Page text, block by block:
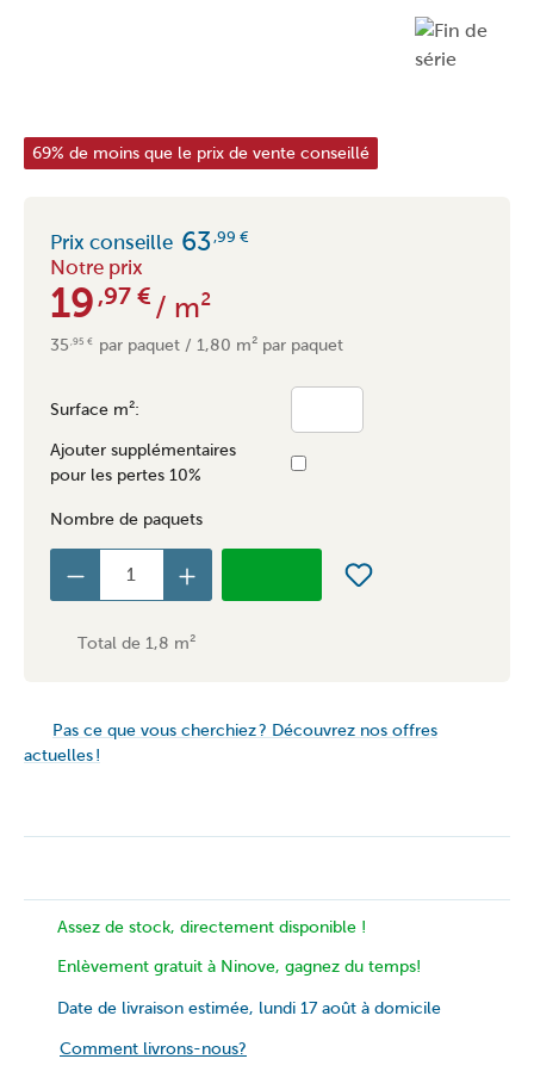
69% de moins que le prix de vente conseillé
Notre prix
19 ,97 €/ m²
Prix conseille 63,99 €
35 ,95 € par paquet / 1,80 m² par paquet
Surface m²:
Ajouter supplémentaires
pour les pertes 10%
Nombre de paquets
Total de 1,8 m²
Pas ce que vous cherchiez ? Découvrez nos offres
actuelles !
Assez de stock, directement disponible !
Enlèvement gratuit à Ninove, gagnez du temps!
Date de livraison estimée, lundi 17 août à domicile
Comment livrons-nous?